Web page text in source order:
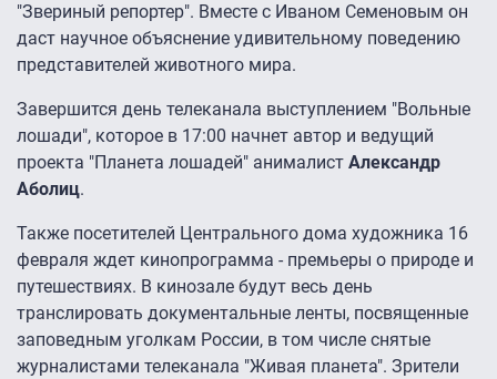
"Звериный репортер". Вместе с Иваном Семеновым он
даст научное объяснение удивительному поведению
представителей животного мира.
Завершится день телеканала выступлением "Вольные
лошади", которое в 17:00 начнет автор и ведущий
проекта "Планета лошадей" анималист Александр
Аболиц.
Также посетителей Центрального дома художника 16
февраля ждет кинопрограмма - премьеры о природе и
путешествиях. В кинозале будут весь день
транслировать документальные ленты, посвященные
заповедным уголкам России, в том числе снятые
журналистами телеканала "Живая планета". Зрители